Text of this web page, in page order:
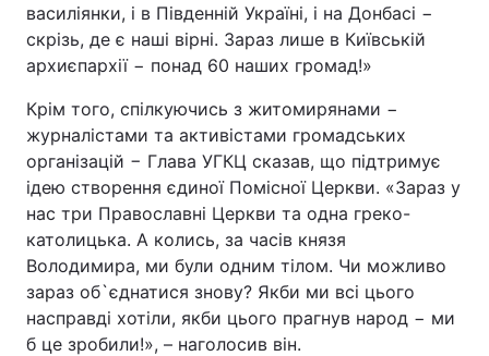
василіянки, і в Південній Україні, і на Донбасі −
скрізь, де є наші вірні. Зараз лише в Київській
архиєпархії − понад 60 наших громад!»
Крім того, спілкуючись з житомирянами −
журналістами та активістами громадських
організацій − Глава УГКЦ сказав, що підтримує
ідею створення єдиної Помісної Церкви. «Зараз у
нас три Православні Церкви та одна греко-
католицька. А колись, за часів князя
Володимира, ми були одним тілом. Чи можливо
зараз об`єднатися знову? Якби ми всі цього
насправді хотіли, якби цього прагнув народ − ми
б це зробили!», – наголосив він.